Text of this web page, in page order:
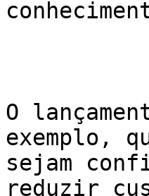
O
exemplo,
sejam
reduzir